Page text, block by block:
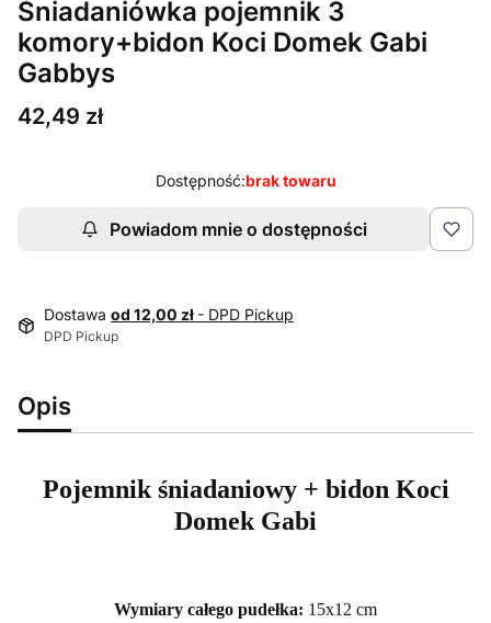
Śniadaniówka pojemnik 3
komory+bidon Koci Domek Gabi
Gabbys
Cena
42,49 zł
Dostępność:brak towaru
Powiadom mnie o dostępności
Dostawa od 12,00 zł - DPD Pickup
DPD Pickup
Opis
Pojemnik śniadaniowy + bidon Koci
Domek Gabi
Wymiary całego pudełka: 15x12 cm